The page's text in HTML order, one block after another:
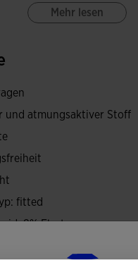
sich durch große
Mehr lesen
und atmungsaktiver Stoff
fitted
8% Elastan